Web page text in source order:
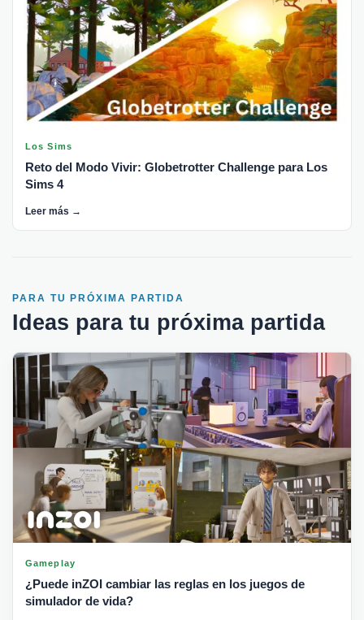
Los Sims
Reto del Modo Vivir: Globetrotter Challenge para Los
Sims 4
Leer más →
PARA TU PRÓXIMA PARTIDA
Ideas para tu próxima partida
Gameplay
¿Puede inZOI cambiar las reglas en los juegos de
simulador de vida?